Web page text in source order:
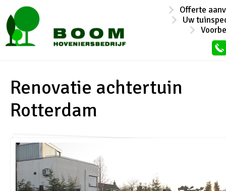
Offerte
Uw
Renovatie achtertuin
Rotterdam